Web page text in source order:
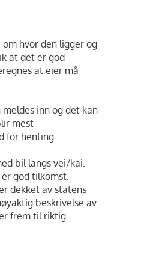
hvor den ligger og
at det er god
at eier må
inn og det kan
mest
for henting.
bil langs vei/kai.
god tilkomst.
dekket av statens
beskrivelse av
frem til riktig